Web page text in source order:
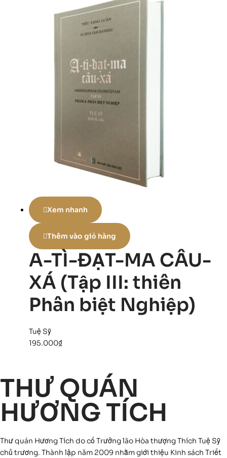
Xem nhanh
Thêm vào giỏ hàng
A-TÌ-ĐẠT-MA CÂU-
XÁ (Tập III: thiên
Phân biệt Nghiệp)
Tuệ Sỹ
195.000₫
THƯ QUÁN
HƯƠNG TÍCH
Thư quán Hương Tích do cố Trưởng lão Hòa thượng Thích Tuệ Sỹ
chủ trương. Thành lập năm 2009 nhằm giới thiệu Kinh sách Triết